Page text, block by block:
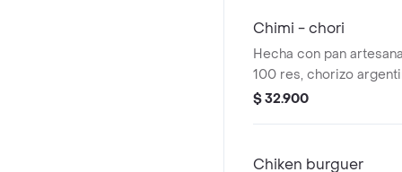
Chimi - chori
Hecha con pan
100 res, chorizo
mozarella, lechuga,
helado.
$ 32.900
Chiken burguer